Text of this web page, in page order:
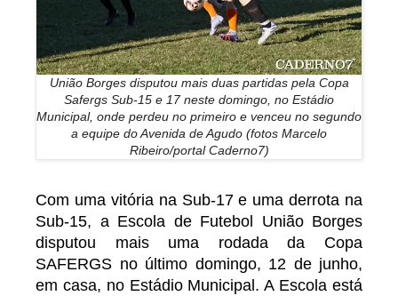
União Borges disputou mais duas partidas pela Copa
Safergs Sub-15 e 17 neste domingo, no Estádio
Municipal, onde perdeu no primeiro e venceu no segundo
a equipe do Avenida de Agudo (fotos Marcelo
Ribeiro/portal Caderno7)
Com uma vitória na Sub-17 e uma derrota na
Sub-15, a Escola de Futebol União Borges
disputou mais uma rodada da Copa
SAFERGS no último domingo, 12 de junho,
em casa, no Estádio Municipal. A Escola está